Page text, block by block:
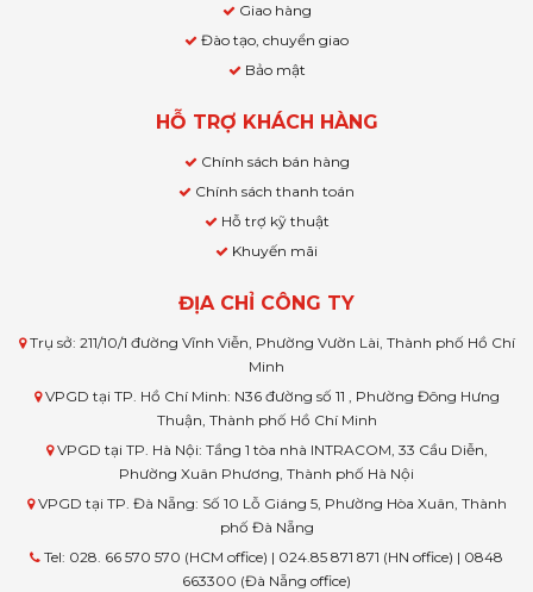
Giao hàng
Đào tạo, chuyển giao
Bảo mật
HỖ TRỢ KHÁCH HÀNG
Chính sách bán hàng
Chính sách thanh toán
Hỗ trợ kỹ thuật
Khuyến mãi
ĐỊA CHỈ CÔNG TY
Trụ sở: 211/10/1 đường Vĩnh Viễn, Phường Vườn Lài, Thành phố Hồ Chí
Minh
VPGD tại TP. Hồ Chí Minh: N36 đường số 11 , Phường Đông Hưng
Thuận, Thành phố Hồ Chí Minh
VPGD tại TP. Hà Nội: Tầng 1 tòa nhà INTRACOM, 33 Cầu Diễn,
Phường Xuân Phương, Thành phố Hà Nội
VPGD tại TP. Đà Nẵng: Số 10 Lỗ Giáng 5, Phường Hòa Xuân, Thành
phố Đà Nẵng
Tel: 028. 66 570 570 (HCM office) | 024.85 871 871 (HN office) | 0848
663300 (Đà Nẵng office)